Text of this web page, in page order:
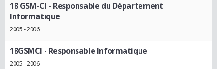
18 GSM-CI - Responsable du Département
Informatique
2005 - 2006
18GSM­CI - Responsable Informatique
2005 - 2006